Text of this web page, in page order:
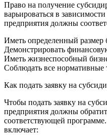
Право на получение
варьироваться в
предприятия должны
Иметь определенный размер
Демонстрировать
Иметь жизнеспособный
Соблюдать все нормативные
Как подать заявку на
Чтобы подать заявку на
предприятия должны
соответствующей
включает: